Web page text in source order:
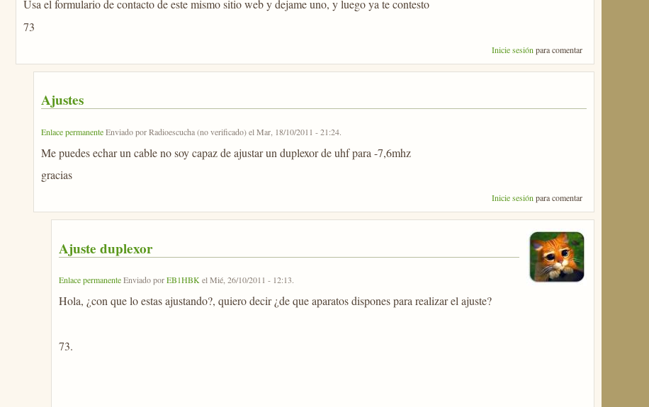
Usa el formulario de contacto de este mismo sitio web y dejame uno, y luego ya te contesto
73
Inicie sesión para comentar
Ajustes
Enlace permanenteEnviado porRadioescucha (no verificado)elMar, 18/10/2011 - 21:24.
Me puedes echar un cable no soy capaz de ajustar un duplexor de uhf para -7,6mhz
gracias
Inicie sesiónpara comentar
Ajuste duplexor
Enlace permanenteEnviado porEB1HBK elMié, 26/10/2011 - 12:13.
Hola, ¿con que lo estas ajustando?, quiero decir ¿de que aparatos dispones para realizar el ajuste?
73.